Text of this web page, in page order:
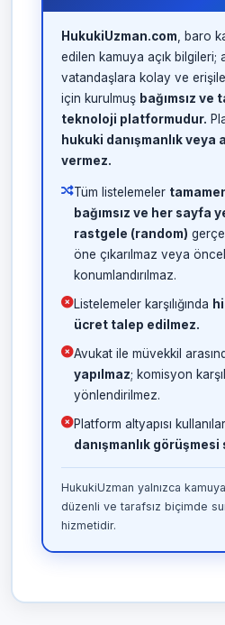
HukukiUzman.com , baro
edilen kamuya açık bilgileri;
vatandaşlara kolay ve
için kurulmuş bağımsız ve
teknoloji platformudur.
hukuki danışmanlık veya
vermez.
Tüm listelemeler
bağımsız ve her sayfa
rastgele (random)
öne çıkarılmaz veya
konumlandırılmaz.
Listelemeler karşılığında
ücret talep edilmez.
Avukat ile müvekkil
yapılmaz; komisyon
yönlendirilmez.
Platform altyapısı
danışmanlık
HukukiUzman yalnızca
düzenli ve tarafsız biçimde
hizmetidir.